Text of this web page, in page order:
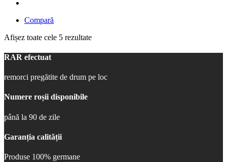
Compară
Afișez toate cele 5 rezultate
RAR efectuat
remorci pregătite de drum pe loc
Numere roșii disponibile
până la 90 de zile
Garanția calității
Produse 100% germane